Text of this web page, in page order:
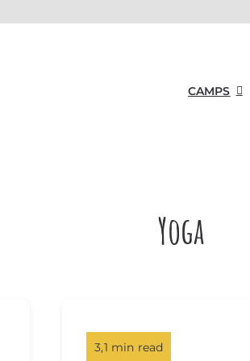
CAMPS
Yoga
3,1 min read